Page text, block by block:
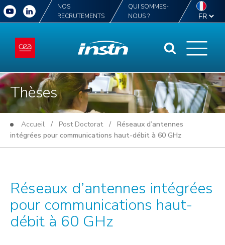
NOS
RECRUTEMENTS
QUI SOMMES-
NOUS ?
Thèses
Accueil / Post Doctorat/ Réseaux d’antennes
intégrées pour communications haut-débit à 60 GHz
Réseaux d’antennes intégrées
pour communications haut-
débit à 60 GHz